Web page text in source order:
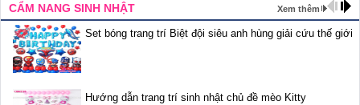
CẨM NANG SINH NHẬT Xem thêm
Set bóng trang trí Biệt đội siêu anh hùng giải cứu thế giới
Hướng dẫn trang trí sinh nhật chủ đề mèo Kitty